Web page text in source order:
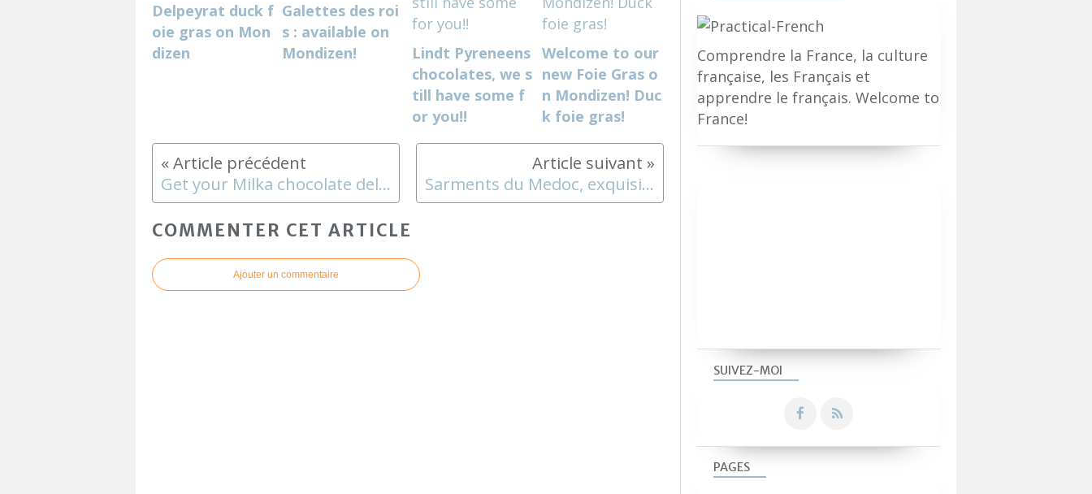
Delpeyrat duck f
oie gras on Mon
dizen
Galettes des roi
s : available on
Mondizen!
Lindt Pyreneens
chocolates, we s
till have some f
or you!!
Welcome to our
new Foie Gras o
n Mondizen! Duc
k foie gras!
Get your Milka chocolate delivered right to your door anywhere in the world! Sarments du Medoc, exquisite Christmas chocolates on Mondizen
COMMENTER CET ARTICLE
Ajouter un commentaire
SUIVEZ-MOI
Comprendre la France, la culture
française, les Français et
apprendre le français. Welcome to
France!
PAGES